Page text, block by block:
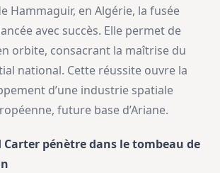
Hammaguir, en Algérie, la fusée
avec succès. Elle permet de
orbite, consacrant la maîtrise du
national. Cette réussite ouvre la
d’une industrie spatiale
future base d’Ariane.
Carter pénètre dans le tombeau de